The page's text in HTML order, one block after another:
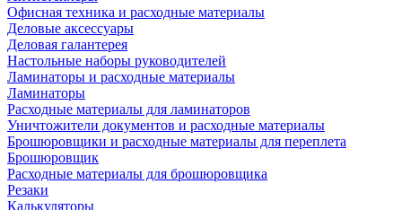
Офисная техника и расходные материалы
Деловые аксессуары
Деловая галантерея
Настольные наборы руководителей
Ламинаторы и расходные материалы
Ламинаторы
Расходные материалы для ламинаторов
Уничтожители документов и расходные материалы
Брошюровщики и расходные материалы для переплета
Брошюровщик
Расходные материалы для брошюровщика
Резаки
Калькуляторы